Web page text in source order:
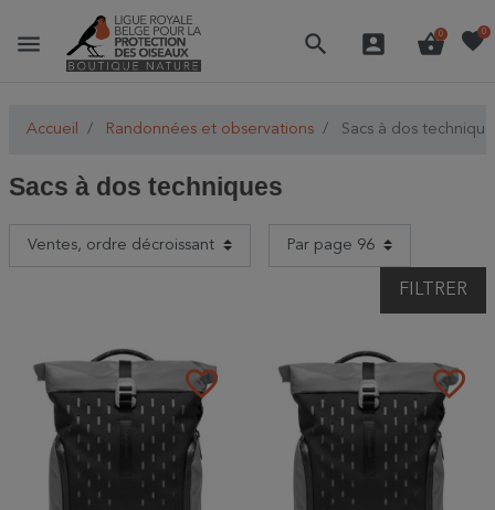
menu search account_box shopping_basket
0 favorite0
Accueil Randonnées et observations Sacs à dos
Sacs à dos techniques
FILTRER
favorite_border favorite_border